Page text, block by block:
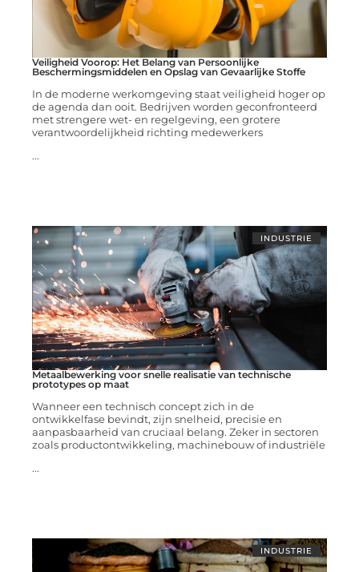
Veiligheid Voorop: Het Belang van Persoonlijke
Beschermingsmiddelen en Opslag van Gevaarlijke Stoffe
In de moderne werkomgeving staat veiligheid hoger op
de agenda dan ooit. Bedrijven worden geconfronteerd
met strengere wet- en regelgeving, een grotere
verantwoordelijkheid richting medewerkers
...
INDUSTRIE
Metaalbewerking voor snelle realisatie van technische
prototypes op maat
Wanneer een technisch concept zich in de
ontwikkelfase bevindt, zijn snelheid, precisie en
aanpasbaarheid van cruciaal belang. Zeker in sectoren
zoals productontwikkeling, machinebouw of industriële
...
INDUSTRIE